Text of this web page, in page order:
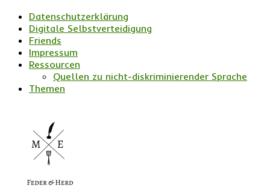
Datenschutzerklärung
Digitale Selbstverteidigung
Friends
Impressum
Ressourcen
Quellen zu nicht-diskriminierender Sprache
Themen